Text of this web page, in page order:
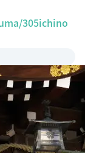
305ichino